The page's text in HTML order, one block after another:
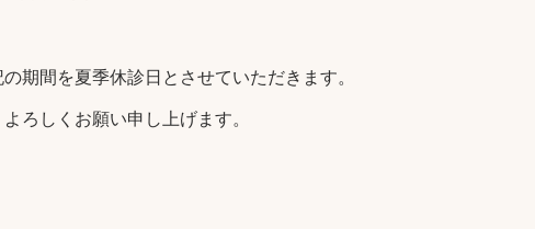
期間を夏季休診日とさせていただきます。
ろしくお願い申し上げます。